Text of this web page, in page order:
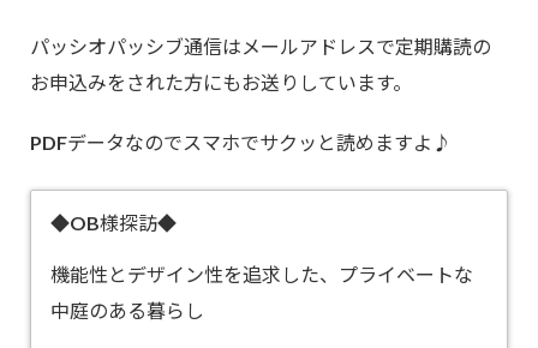
パッシオパッシブ通信はメールアドレスで定期購読の
お申込みをされた方にもお送りしています。
PDFデータなのでスマホでサクッと読めますよ♪
◆OB様探訪◆
機能性とデザイン性を追求した、プライベートな
中庭のある暮らし